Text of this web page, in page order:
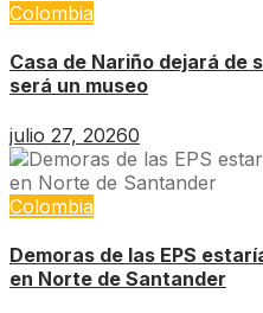
Colombia
Casa de Nariño dejará de
será un museo
julio 27, 20260
Colombia
Demoras de las EPS
en Norte de Santander